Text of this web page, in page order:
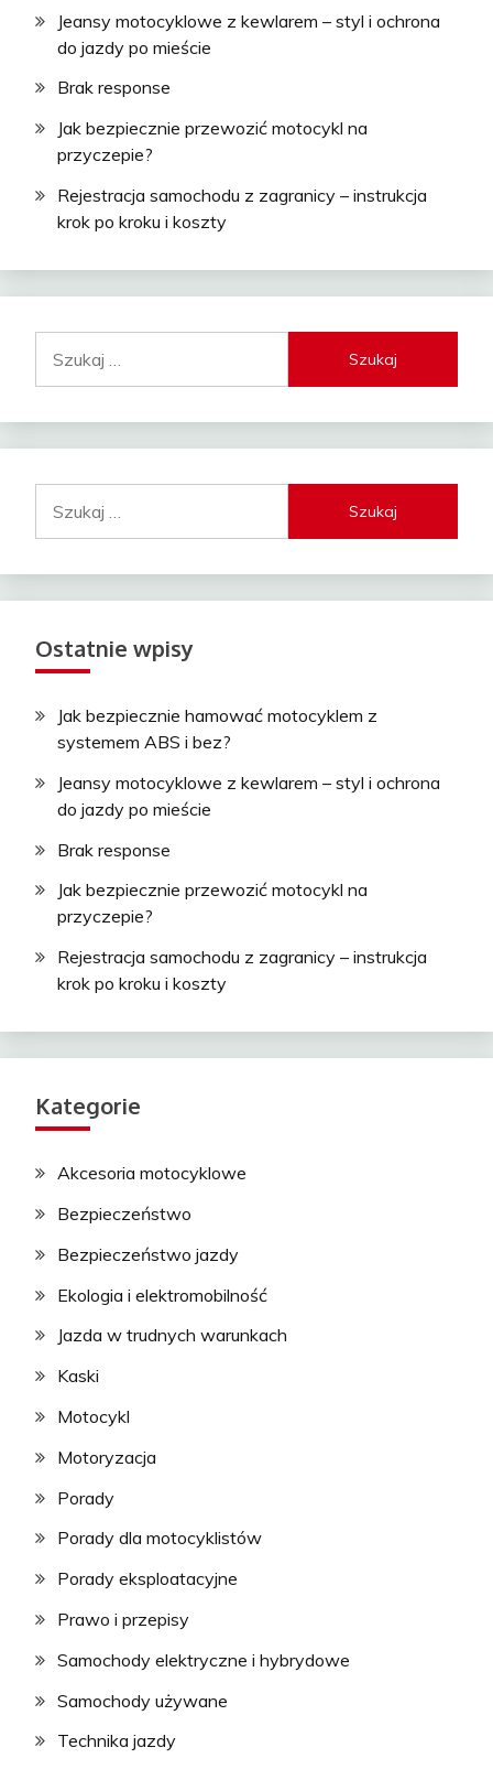
Jeansy motocyklowe z kewlarem – styl i ochrona
do jazdy po mieście
Brak response
Jak bezpiecznie przewozić motocykl na
przyczepie?
Rejestracja samochodu z zagranicy – instrukcja
krok po kroku i koszty
Ostatnie wpisy
Jak bezpiecznie hamować motocyklem z
systemem ABS i bez?
Jeansy motocyklowe z kewlarem – styl i ochrona
do jazdy po mieście
Brak response
Jak bezpiecznie przewozić motocykl na
przyczepie?
Rejestracja samochodu z zagranicy – instrukcja
krok po kroku i koszty
Kategorie
Akcesoria motocyklowe
Bezpieczeństwo
Bezpieczeństwo jazdy
Ekologia i elektromobilność
Jazda w trudnych warunkach
Kaski
Motocykl
Motoryzacja
Porady
Porady dla motocyklistów
Porady eksploatacyjne
Prawo i przepisy
Samochody elektryczne i hybrydowe
Samochody używane
Technika jazdy